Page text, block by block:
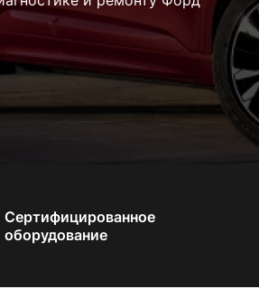
Сертифицированное
оборудование